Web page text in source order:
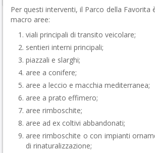
Per questi interventi, il Parco della Favorita
macro aree:
viali principali di transito veicolare;
sentieri interni principali;
piazzali e slarghi;
aree a conifere;
aree a leccio e macchia mediterranea;
aree a prato effimero;
aree rimboschite;
aree ad ex coltivi abbandonati;
aree rimboschite o con impianti
di rinaturalizzazione;